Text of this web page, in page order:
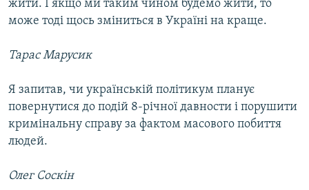
жити. І якщо ми таким чином будемо жити, то
може тоді щось зміниться в Україні на краще.
Тарас Марусик
Я запитав, чи українській політикум планує
повернутися до подій 8-річної давности і порушити
кримінальну справу за фактом масового побиття
людей.
Олег Соскін